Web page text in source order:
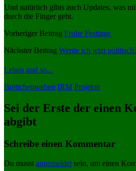
Und natürlich gibts auch Updates, was
durch die Finger geht.
Vorheriger Beitrag Frohe Festtage
Nächster Beitrag Werde ich jetzt
Leben und so...
Brettchenweben IRM Projekte
Sei der Erste der einen
abgibt
Schreibe einen Kommentar
Du musst angemeldet sein, um einen